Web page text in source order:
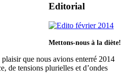
Editorial
Mettons-nous à la diète!
plaisir que nous avions enterré 2014
de tensions plurielles et d’ondes